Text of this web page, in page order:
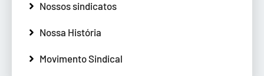
Nossos sindicatos
Nossa História
Movimento Sindical